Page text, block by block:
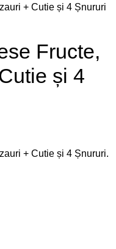
+ Cutie și 4 Șnururi
Fructe,
și 4
+ Cutie și 4 Șnururi.